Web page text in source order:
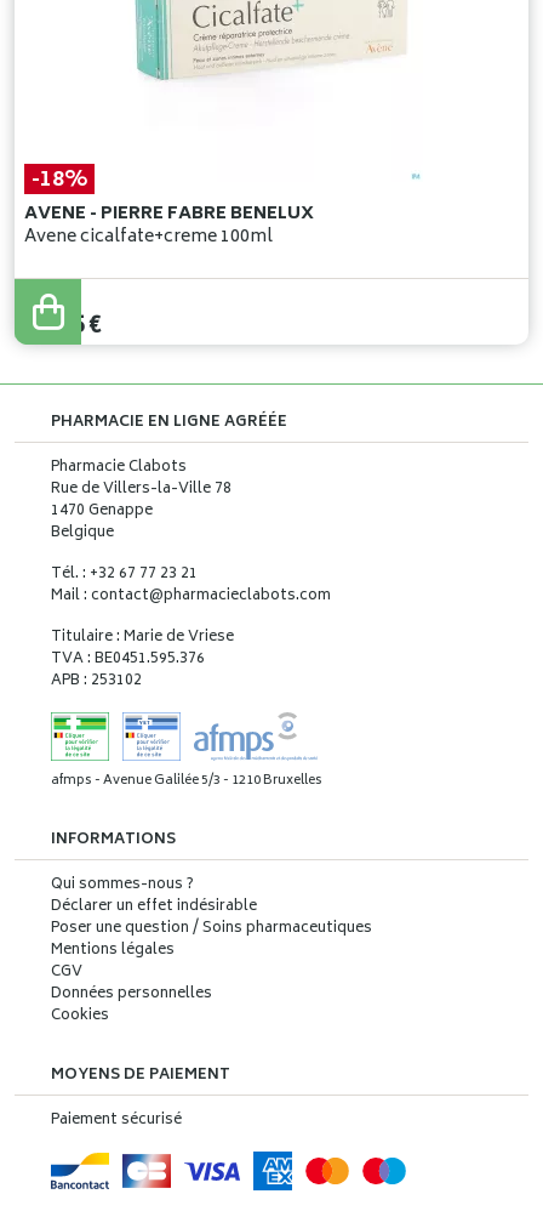
-18%
AVENE - PIERRE FABRE BENELUX
Avene cicalfate+creme 100ml
22,50
18,45€
PHARMACIE EN LIGNE AGRÉÉE
Pharmacie Clabots
Rue de Villers-la-Ville 78
1470 Genappe
Belgique
Tél. : +32 67 77 23 21
Mail : contact@pharmacieclabots.com
Titulaire : Marie de Vriese
TVA : BE0451.595.376
APB : 253102
afmps - Avenue Galilée 5/3 - 1210 Bruxelles
INFORMATIONS
Qui sommes-nous ?
Déclarer un effet indésirable
Poser une question / Soins pharmaceutiques
Mentions légales
CGV
Données personnelles
Cookies
MOYENS DE PAIEMENT
Paiement sécurisé